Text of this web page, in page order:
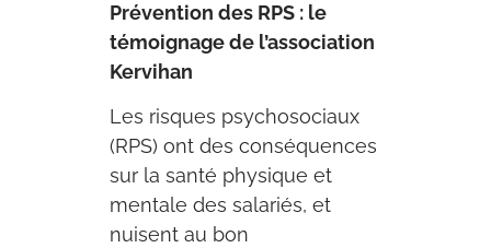
Prévention des RPS : le
témoignage de l’association
Kervihan
Les risques psychosociaux
(RPS) ont des conséquences
sur la santé physique et
mentale des salariés, et
nuisent au bon